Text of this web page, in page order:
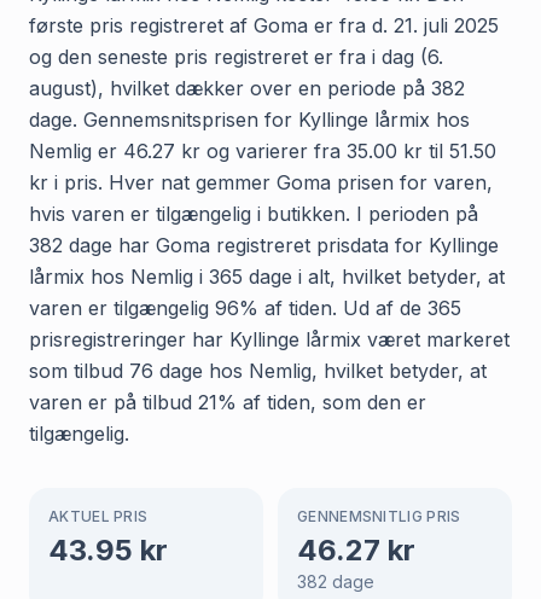
første pris registreret af Goma er fra d. 21. juli 2025
og den seneste pris registreret er fra i dag (6.
august), hvilket dækker over en periode på 382
dage. Gennemsnitsprisen for Kyllinge lårmix hos
Nemlig er 46.27 kr og varierer fra 35.00 kr til 51.50
kr i pris. Hver nat gemmer Goma prisen for varen,
hvis varen er tilgængelig i butikken. I perioden på
382 dage har Goma registreret prisdata for Kyllinge
lårmix hos Nemlig i 365 dage i alt, hvilket betyder, at
varen er tilgængelig 96% af tiden. Ud af de 365
prisregistreringer har Kyllinge lårmix været markeret
som tilbud 76 dage hos Nemlig, hvilket betyder, at
varen er på tilbud 21% af tiden, som den er
tilgængelig.
AKTUEL PRIS
43.95 kr
GENNEMSNITLIG PRIS
46.27 kr
382 dage